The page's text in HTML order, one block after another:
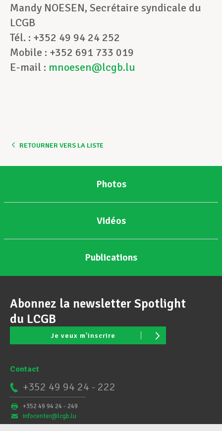
Mandy NOESEN, Secrétaire syndicale du
LCGB
Tél. : +352 49 94 24 252
Mobile : +352 691 733 019
E-mail : mnoesen@lcgb.lu
RETOURNER VERS LA LISTE
Photos
Vidéos
Publications
Abonnez la newsletter Spotlight
du LCGB
Je veux m'inscrire
Contact
+352 49 94 24 - 222
+352 49 94 24 - 249
infocenter@lcgb.lu